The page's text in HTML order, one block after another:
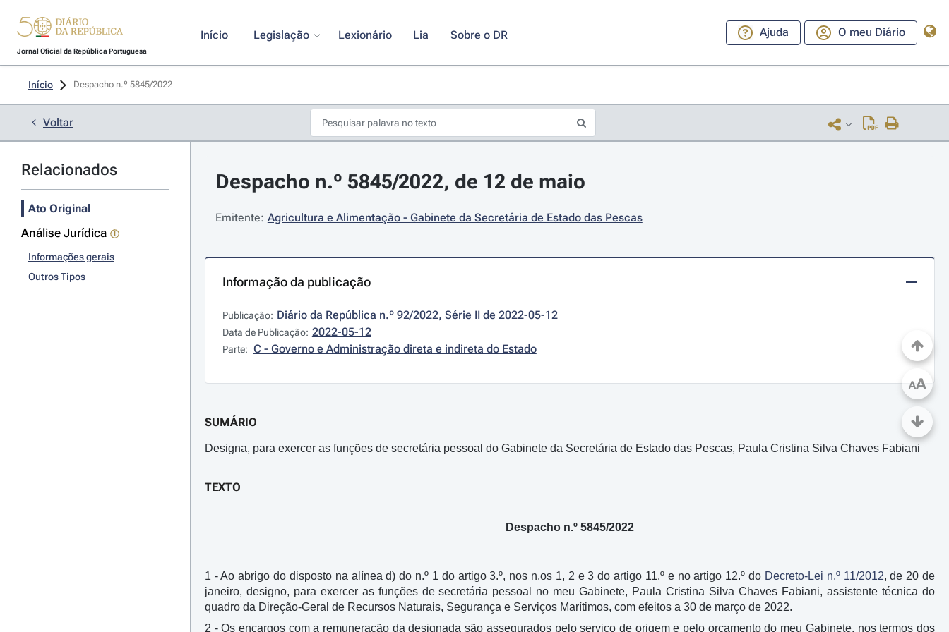
Jornal Oficial da República Portuguesa
Início Legislação Lexionário Lia Sobre o DR Ajuda O meu Diário
Início Despacho n.º 5845/2022
Voltar
Relacionados
Ato Original
Análise Jurídica
Informações gerais
Outros Tipos
Despacho n.º 5845/2022, de 12 de maio
Emitente: Agricultura e Alimentação - Gabinete da Secretária de Estado das Pescas
Informação da publicação
Publicação: Diário da República n.º 92/2022, Série II de 2022-05-12
Data de Publicação: 2022-05-12
Parte: C - Governo e Administração direta e indireta do Estado
SUMÁRIO
Designa, para exercer as funções de secretária pessoal do Gabinete da Secretária de Estado das Pescas, Paula Cristina Silva Chaves Fabiani
TEXTO
Despacho n.º 5845/2022
1 - Ao abrigo do disposto na alínea d) do n.º 1 do artigo 3.º, nos n.os 1, 2 e 3 do artigo 11.º e no artigo 12.º do Decreto-Lei n.º 11/2012, de 20 de
janeiro, designo, para exercer as funções de secretária pessoal no meu Gabinete, Paula Cristina Silva Chaves Fabiani, assistente técnica do
quadro da Direção-Geral de Recursos Naturais, Segurança e Serviços Marítimos, com efeitos a 30 de março de 2022.
2 - Os encargos com a remuneração da designada são assegurados pelo serviço de origem e pelo orçamento do meu Gabinete, nos termos dos
AA